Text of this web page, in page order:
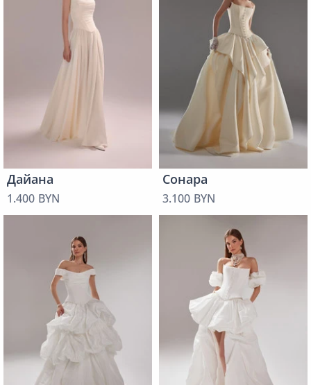
Дайана
1.400 BYN
Сонара
3.100 BYN